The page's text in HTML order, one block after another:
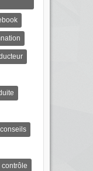
conseils
contrôle